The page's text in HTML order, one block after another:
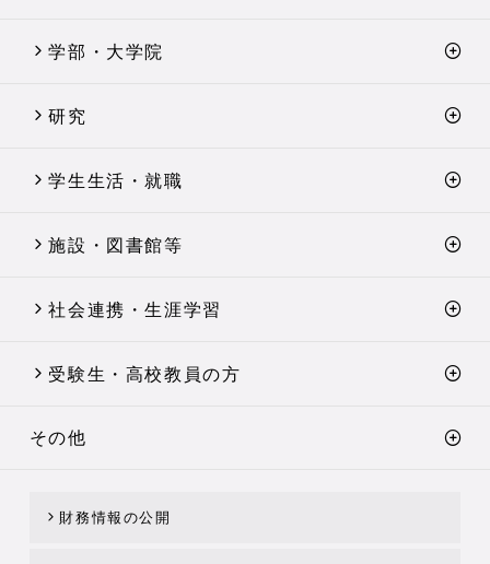
学部・大学院
研究
学生生活・就職
施設・図書館等
社会連携・生涯学習
受験生・高校教員の方
その他
財務情報の公開